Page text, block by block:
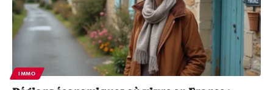
IMMO